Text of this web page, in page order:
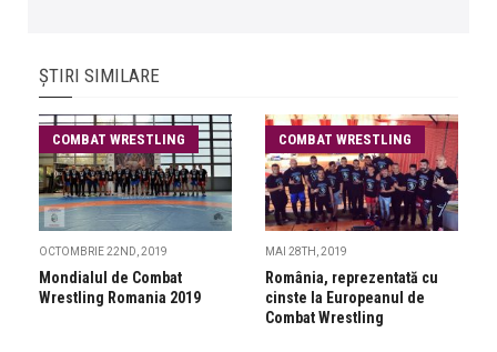
ȘTIRI SIMILARE
COMBAT WRESTLING
OCTOMBRIE 22ND, 2019
Mondialul de Combat
Wrestling Romania 2019
COMBAT WRESTLING
MAI 28TH, 2019
România, reprezentată cu
cinste la Europeanul de
Combat Wrestling